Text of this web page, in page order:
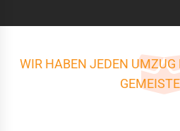
WIR HABEN JEDEN UMZUG